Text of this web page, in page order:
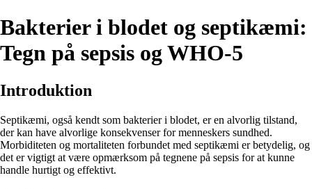
Bakterier i blodet og septikæmi:
Tegn på sepsis og WHO-5
Introduktion
Septikæmi, også kendt som bakterier i blodet, er en alvorlig tilstand,
der kan have alvorlige konsekvenser for menneskers sundhed.
Morbiditeten og mortaliteten forbundet med septikæmi er betydelig, og
det er vigtigt at være opmærksom på tegnene på sepsis for at kunne
handle hurtigt og effektivt.